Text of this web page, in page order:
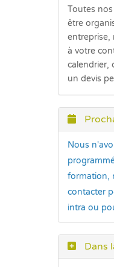
Toutes
être
entreprise,
à votre
calendrier,
un devis
Nous
formation,
contacter
intra ou
Dans